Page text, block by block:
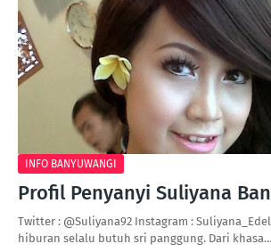
INFO BANYUWANGI
Profil Penyanyi Suliyana
Twitter : @Suliyana92 Instagram :
hiburan selalu butuh sri panggung. Dari khasa…